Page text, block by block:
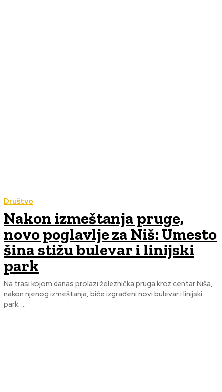
Društvo
Nakon izmeštanja pruge,
novo poglavlje za Niš: Umesto
šina stižu bulevar i linijski
park
Na trasi kojom danas prolazi železnička pruga kroz centar Niša,
nakon njenog izmeštanja, biće izgrađeni novi bulevar i linijski
park. ...